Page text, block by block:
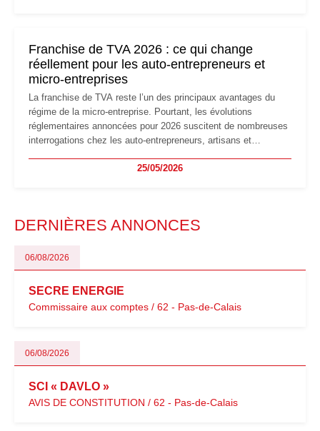
Franchise de TVA 2026 : ce qui change
réellement pour les auto-entrepreneurs et
micro-entreprises
La franchise de TVA reste l’un des principaux avantages du
régime de la micro-entreprise. Pourtant, les évolutions
réglementaires annoncées pour 2026 suscitent de nombreuses
interrogations chez les auto-entrepreneurs, artisans et
facturation ou risque de bascule vers la TVA : les règles
25/05/2026
DERNIÈRES ANNONCES
06/08/2026
SECRE ENERGIE
Commissaire aux comptes / 62 - Pas-de-Calais
06/08/2026
SCI « DAVLO »
AVIS DE CONSTITUTION / 62 - Pas-de-Calais